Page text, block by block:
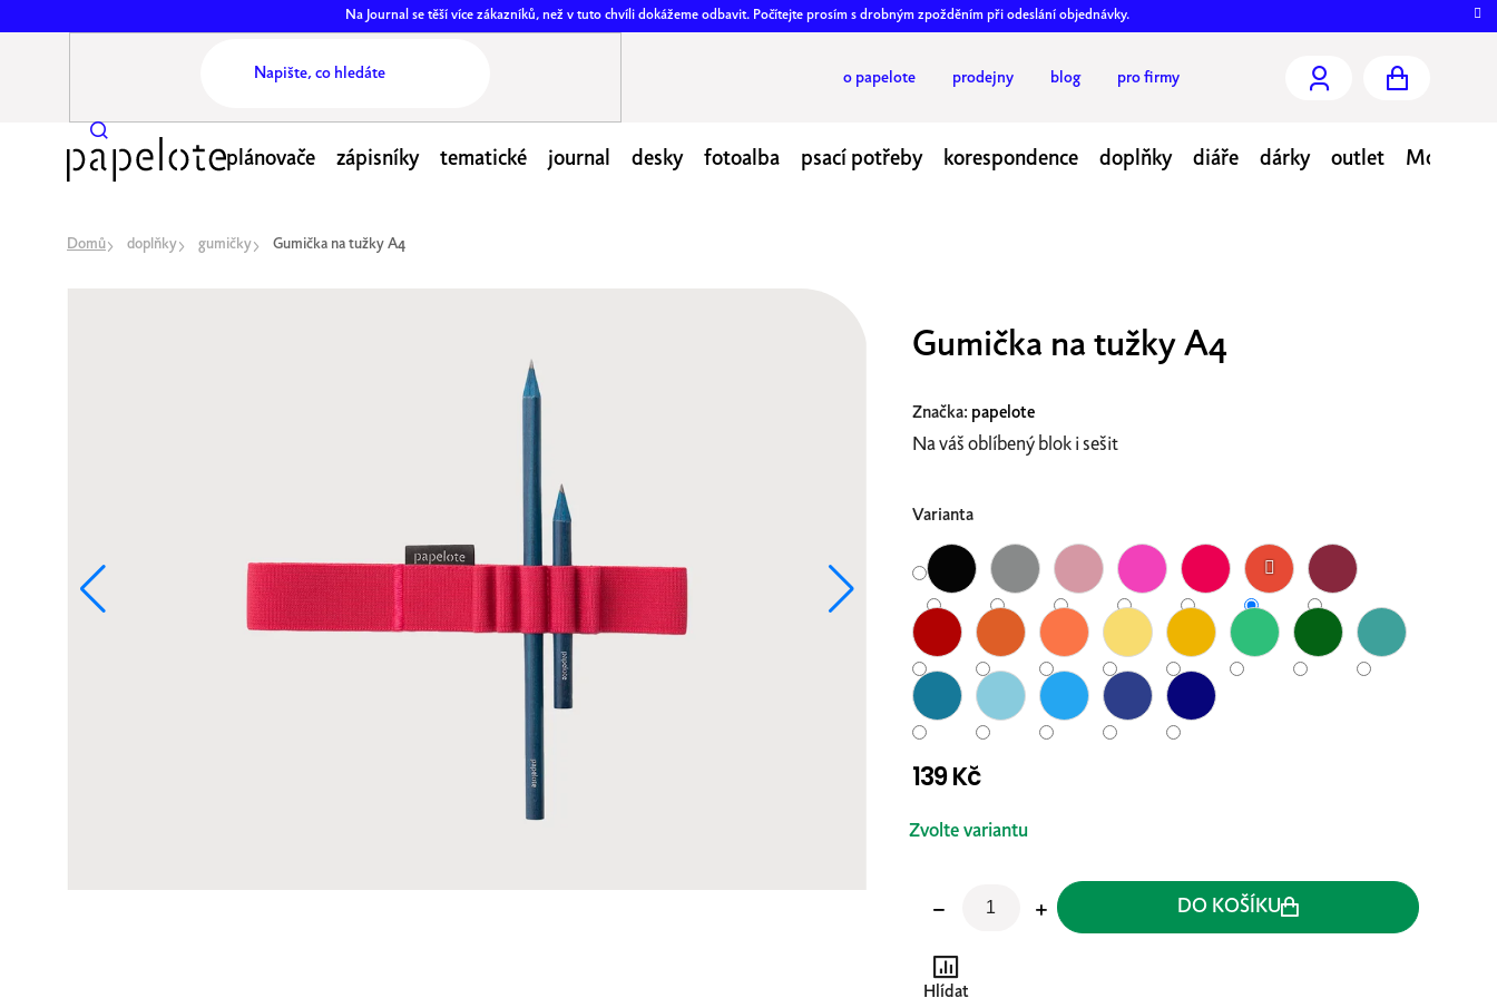
na
Na Journal se těší více zákazníků, než v tuto chvíli dokážeme odbavit. Počítejte prosím s drobným zpožděním při odeslání objednávky.
o papelote prodejny blog pro firmy
KOŠÍK
plánovače zápisníky tematické journal desky fotoalba psací potřeby korespondence doplňky diáře dárky outlet Moje
Domů doplňky gumičky Gumička na tužky A4
Gumička na tužky A4
Značka: papelote
Na váš oblíbený blok i sešit
Varianta
139 Kč
Měrná
Zvolte variantu
DO KOŠÍKU
Hlídat